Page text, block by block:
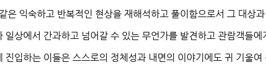
은 익숙하고 반복적인 현상을 재해석하고 풀이함으로서 그 대상
상에서 간과하고 넘어갈 수 있는 무언가를 발견하고 관람객들
진입하는 이들은 스스로의 정체성과 내면의 이야기에도 귀 기울